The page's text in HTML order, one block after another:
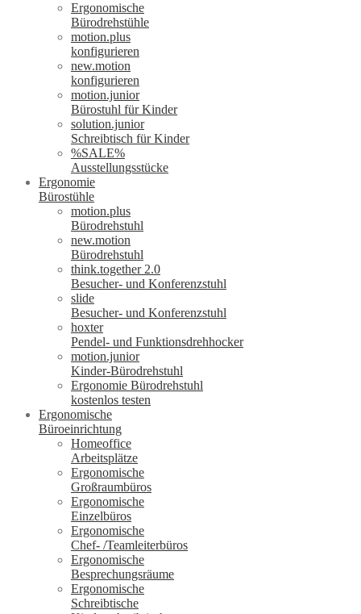
Ergonomische
Bürodrehstühle
motion.plus
konfigurieren
new.motion
konfigurieren
motion.junior
Bürostuhl für Kinder
solution.junior
Schreibtisch für Kinder
%SALE%
Ausstellungsstücke
Ergonomie
Bürostühle
motion.plus
Bürodrehstuhl
new.motion
Bürodrehstuhl
think.together 2.0
Besucher- und Konferenzstuhl
slide
Besucher- und Konferenzstuhl
hoxter
Pendel- und Funktionsdrehhocker
motion.junior
Kinder-Bürodrehstuhl
Ergonomie Bürodrehstuhl
kostenlos testen
Ergonomische
Büroeinrichtung
Homeoffice
Arbeitsplätze
Ergonomische
Großraumbüros
Ergonomische
Einzelbüros
Ergonomische
Chef- /Teamleiterbüros
Ergonomische
Besprechungsräume
Ergonomische
Schreibtische